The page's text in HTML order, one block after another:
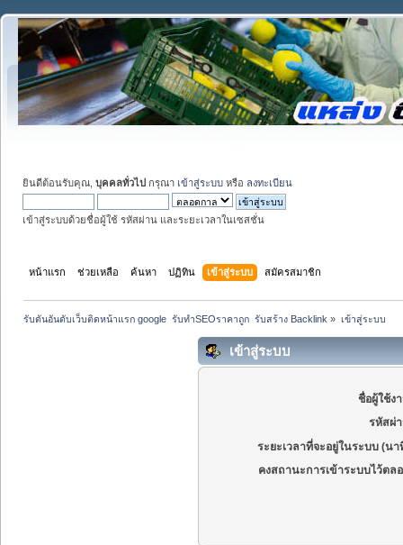
ยินดีต้อนรับคุณ, บุคคลทั่วไป กรุณา เข้าสู่ระบบ หรือ ลงทะเบียน
เข้าสู่ระบบด้วยชื่อผู้ใช้ รหัสผ่าน และระยะเวลาในเซสชั่น
หน้าแรก ช่วยเหลือ ค้นหา ปฏิทิน เข้าสู่ระบบ สมัครสมาชิก
รับดันอันดับเว็บติดหน้าแรก google  รับทำSEOราคาถูก  รับสร้าง Backlink » เข้าสู่ระบบ
เข้าสู่ระบบ
ชื่อผู้ใช้ง
รหัสผ่
ระยะเวลาที่จะอยู่ในระบบ (นา
คงสถานะการเข้าระบบไว้ตล